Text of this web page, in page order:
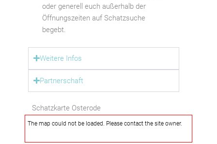
oder generell euch außerhalb der
Öffnungszeiten auf Schatzsuche
begebt.
Weitere Infos
Partnerschaft
Schatzkarte Osterode
The map could not be loaded. Please contact the site owner.